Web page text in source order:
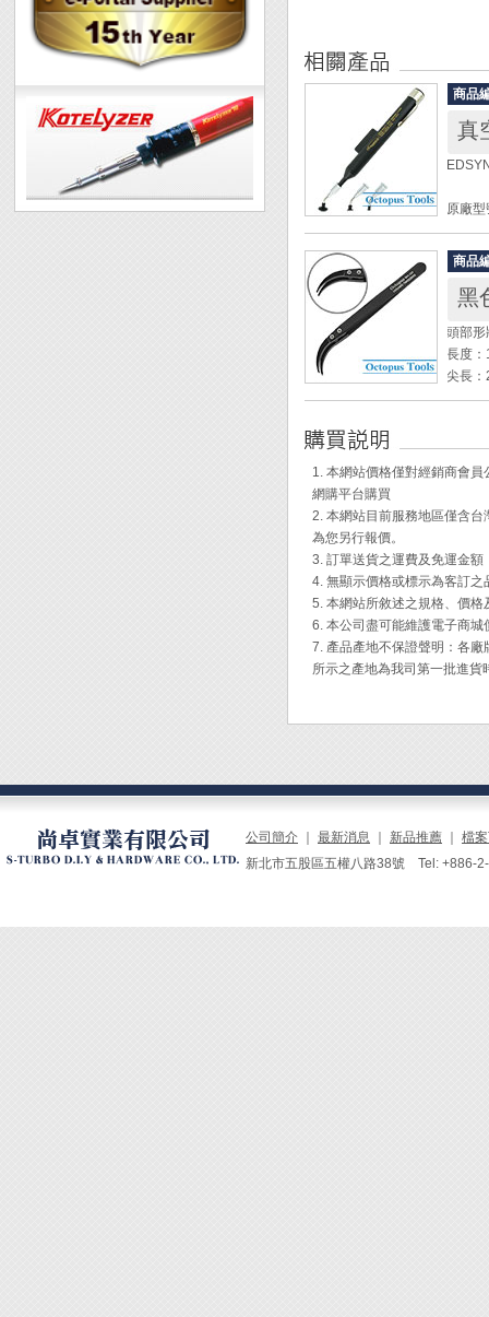
商品
真
原廠
尺寸
配件：
◎ 接
◎ 接
商品
黑
頭部
長度
尖長
柄寬
◆ 前端
◆ 陶瓷
◆ 可以
合。
修等
◆ 柄身
[注意]:
1. 本網站價格僅對經銷商會
網購平台購買
2. 本網站目前服務地區僅含
為您另行報價。
3. 訂單送貨之運費及免運金
4. 無顯示價格或標示為客訂
5. 本網站所敘述之規格、價
6. 本公司盡可能維護電子商
7. 產品產地不保證聲明：各
所示之產地為我司第一批進
公司簡介 最新消息 新品推薦
檔
新北市五股區五權八路38號 Tel: